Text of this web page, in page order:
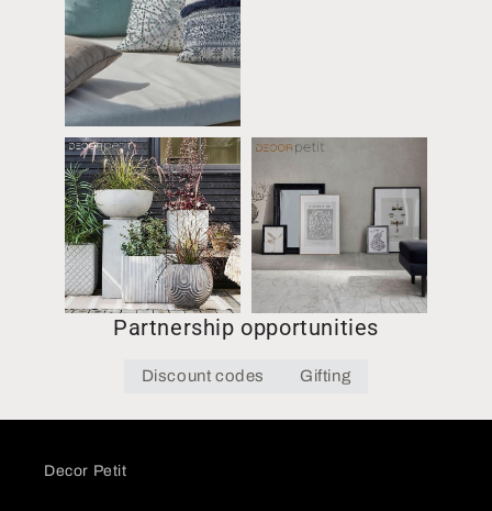
Partnership opportunities
Discount codes Gifting
Decor Petit